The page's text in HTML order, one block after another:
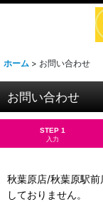
ホーム > お問い合わせ
お問い合わせ
STEP 1
入力
秋葉原店/秋葉原駅前
しておりません。